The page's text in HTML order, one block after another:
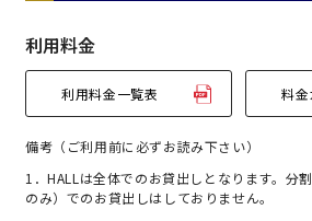
利用料金
利用料金一覧表 料
備考（ご利用前に必ずお読み下さい）
1．HALLは全体でのお貸出しとなります。分
のみ）でのお貸出しはしておりません。
ベルサール六本木グランドコンフ
ベルサール六本木
ベルサール芝公園
ベルサール御成門タワー
ベルサール汐留
ベルサール東京汐留コンファレ
ベルサール三田ガーデン
有明・羽田エリア
東京ガーデンシアター
ベルサール有明コンファレンスセ
日時
日付／開始・終了時間から選ぶ